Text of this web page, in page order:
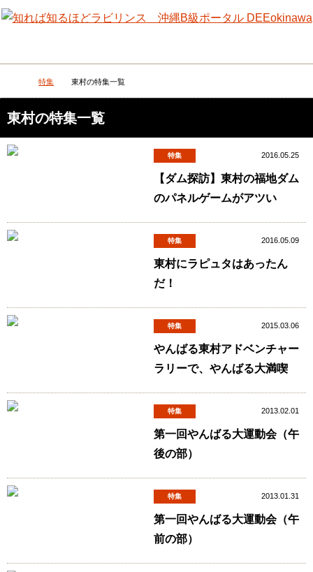
メニュー 検
DEEokinawaトップ
特集 東村の特集一覧
東村の特集一覧
特集 2016.05.25
【ダム探訪】東村の福地ダム
のパネルゲームがアツい
特集 2016.05.09
東村にラピュタはあったん
だ！
特集 2015.03.06
やんばる東村アドベンチャー
ラリーで、やんばる大満喫
特集 2013.02.01
第一回やんばる大運動会（午
後の部）
特集 2013.01.31
第一回やんばる大運動会（午
前の部）